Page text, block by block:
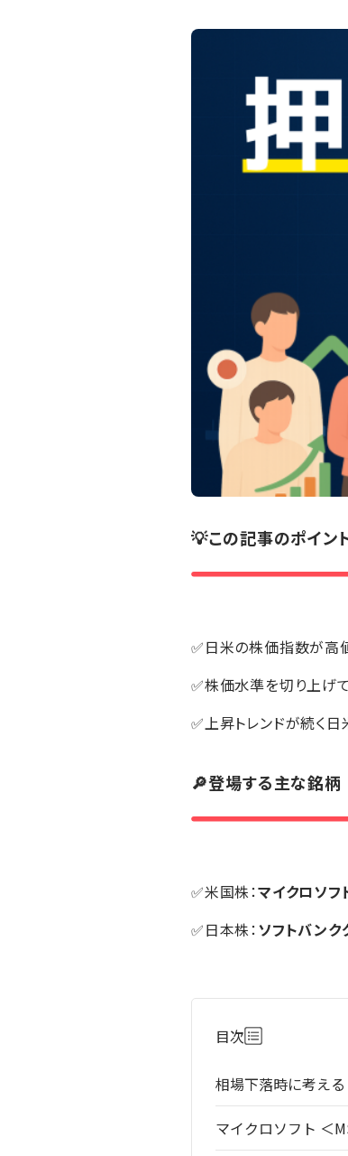
💡この記事のポイン
✅日米の株価指数が高
✅株価水準を切り上げ
✅上昇トレンドが続く
🔎登場する主な銘柄
✅米国株：マイクロソフ
✅日本株：ソフトバンク
目次
相場下落時に考える
マイクロソフト ＜